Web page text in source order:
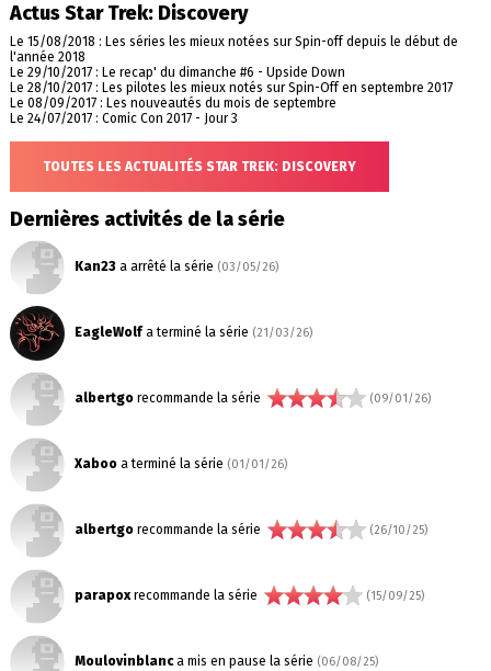
Actus Star Trek: Discovery
Le 15/08/2018 : Les séries les mieux notées sur Spin-off depuis le début de
l'année 2018
Le 29/10/2017 : Le recap' du dimanche #6 - Upside Down
Le 28/10/2017 : Les pilotes les mieux notés sur Spin-Off en septembre 2017
Le 08/09/2017 : Les nouveautés du mois de septembre
Le 24/07/2017 : Comic Con 2017 - Jour 3
TOUTES LES ACTUALITÉS STAR TREK: DISCOVERY
Dernières activités de la série
Kan23a arrêté la série (03/05/26)
EagleWolfa terminé la série (21/03/26)
albertgorecommande la série (09/01/26)
Xabooa terminé la série (01/01/26)
albertgorecommande la série (26/10/25)
parapoxrecommande la série (15/09/25)
Moulovinblanca mis en pause la série (06/08/25)